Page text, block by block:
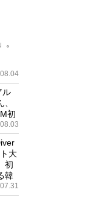
。
ル
初
大
初
韓